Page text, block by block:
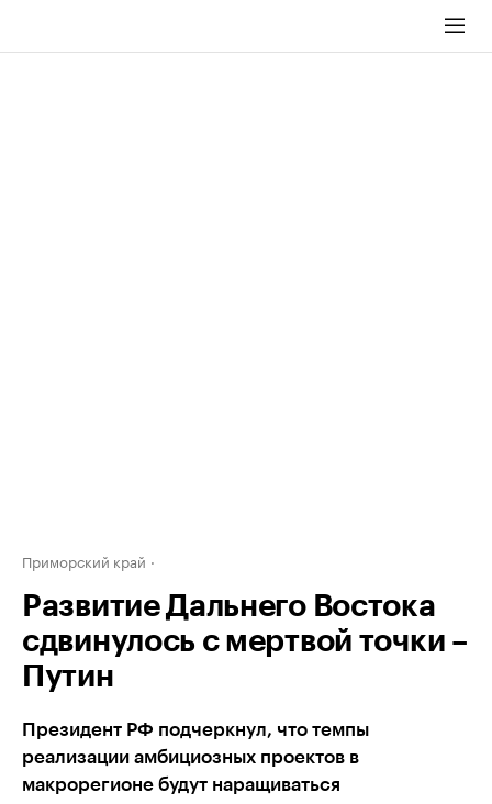
Приморский край
Развитие Дальнего Востока
сдвинулось с мертвой точки –
Путин
Президент РФ подчеркнул, что темпы
реализации амбициозных проектов в
макрорегионе будут наращиваться